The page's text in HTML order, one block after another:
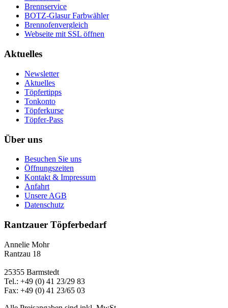
Brennservice
BOTZ-Glasur Farbwähler
Brennofenvergleich
Webseite mit SSL öffnen
Aktuelles
Newsletter
Aktuelles
Töpfertipps
Tonkonto
Töpferkurse
Töpfer-Pass
Über uns
Besuchen Sie uns
Öffnungszeiten
Kontakt & Impressum
Anfahrt
Unsere AGB
Datenschutz
Rantzauer Töpferbedarf
Annelie Mohr
Rantzau 18
25355 Barmstedt
Tel.: +49 (0) 41 23/29 83
Fax: +49 (0) 41 23/65 03